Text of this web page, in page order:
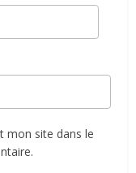
mon site dans le